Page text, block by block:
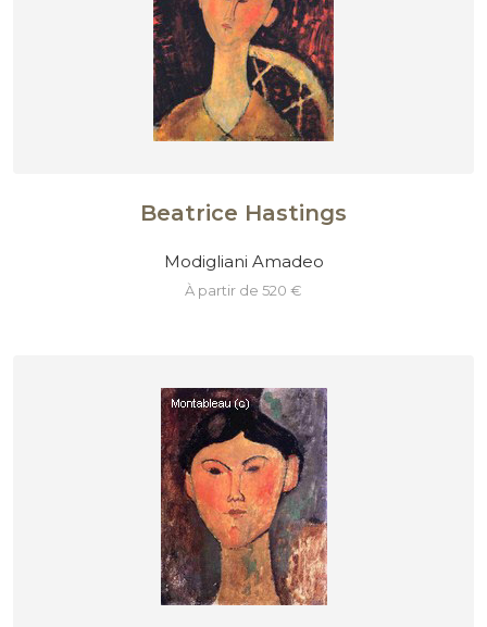
Beatrice Hastings
Modigliani Amadeo
à partir de 520 €